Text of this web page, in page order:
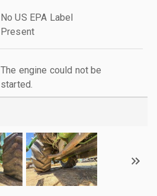
No US EPA Label
Present
The engine could not be
started.